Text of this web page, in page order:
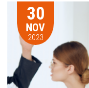
30
NOV
2023